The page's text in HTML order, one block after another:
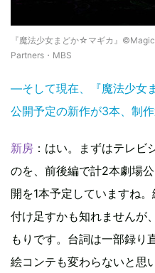
『魔法少女まどか☆マギカ』
Partners・MBS
―そして現在、『魔法少女
公開予定の新作が3本、制
新房 ：はい。まずはテレビ
のを、前後編で計2本劇場
開を1本予定していますね
付け足すかも知れませんが
もりです。台詞は一部録り
絵コンテも変わらないと思